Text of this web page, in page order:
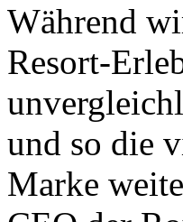
Während
Resort-
und so die
Marke